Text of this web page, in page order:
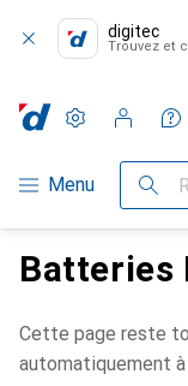
digitec
Trouvez et
Navigation par
Menu
Paramètres
Compte client
Listes de
Listes d'envies
Panier
Batteries
Cette page reste
automatiquement à